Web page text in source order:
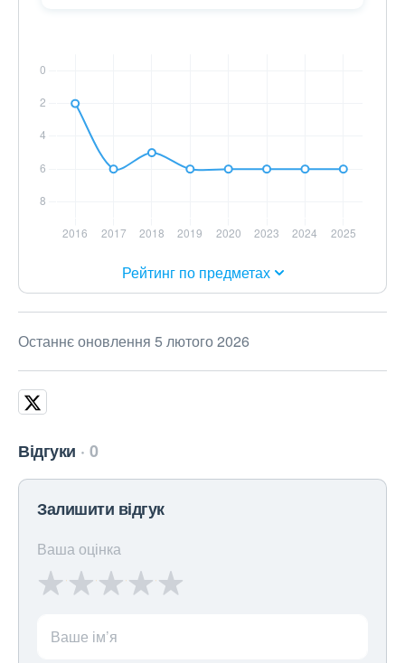
Рейтинг по предметах
Останнє оновлення 5 лютого 2026
Відгуки 0
Залишити відгук
Ваша оцінка
Ваше ім’я